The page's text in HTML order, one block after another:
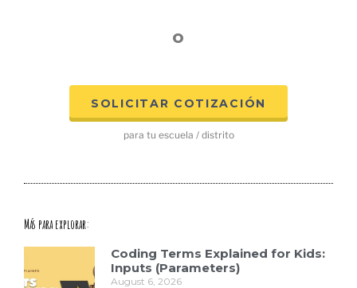
o
SOLICITAR COTIZACIÓN
para tu escuela / distrito
Más para explorar:
Coding Terms Explained for Kids:
Inputs (Parameters)
August 6, 2026